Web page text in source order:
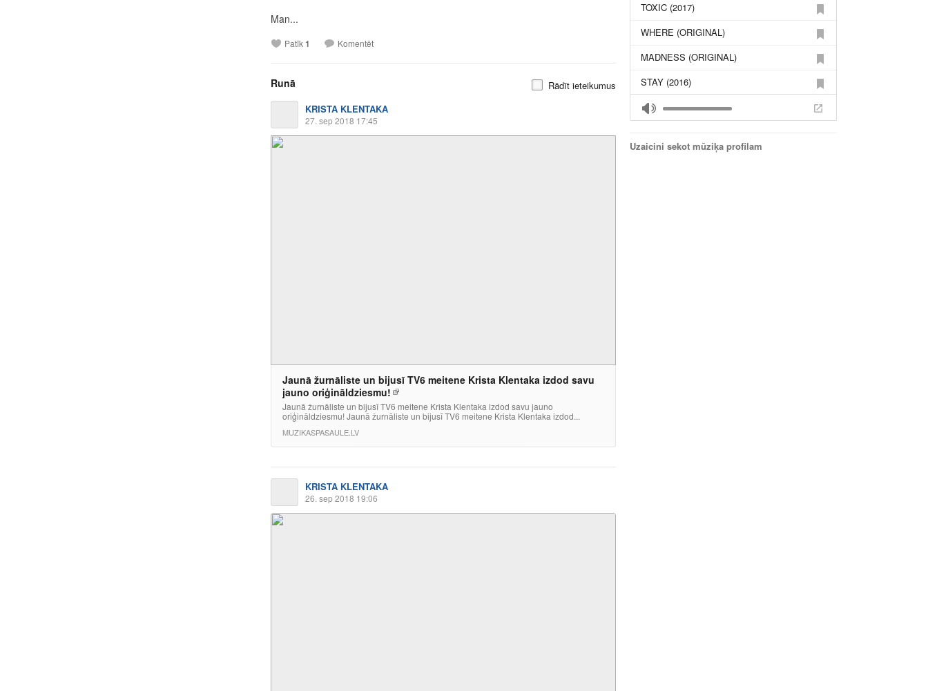
Man...
Patīk1 Komentēt
Runā
Rādīt ieteikumus
KRISTA KLENTAKA
27. sep 2018 17:45
Jaunā žurnāliste un bijusī TV6 meitene Krista Klentaka izdod savu
jauno oriģināldziesmu!
Jaunā žurnāliste un bijusī TV6 meitene Krista Klentaka izdod savu jauno
oriģināldziesmu! Jaunā žurnāliste un bijusī TV6 meitene Krista Klentaka izdod...
MUZIKASPASAULE.LV
KRISTA KLENTAKA
26. sep 2018 19:06
TOXIC (2017)
WHERE (ORIGINAL)
MADNESS (ORIGINAL)
STAY (2016)
Put Your Records On (2015)
Uzaicini sekot mūziķa profilam